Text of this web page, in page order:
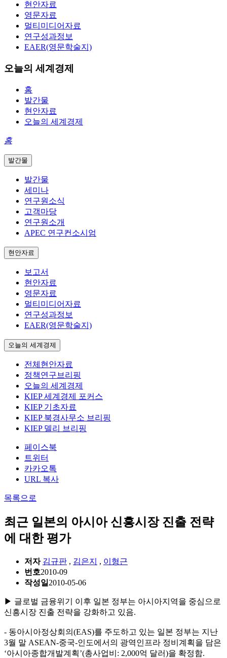
현안자료
영문자료
멀티미디어자료
연구성과정보
EAER(영문학술지)
오늘의 세계경제
홈
발간물
현안자료
오늘의 세계경제
홈
발간물
발간물
세미나
연구원소식
고객마당
연구원소개
APEC 연구컨소시엄
현안자료
보고서
현안자료
영문자료
멀티미디어자료
연구성과정보
EAER(영문학술지)
오늘의 세계경제
전체현안자료
정책연구브리핑
오늘의 세계경제
KIEP 세계경제 포커스
KIEP 기초자료
KIEP 북경사무소 브리핑
KIEP 델리 브리핑
페이스북
트위터
카카오톡
URL 복사
목록으로
최근 일본의 아시아 신흥시장 진출 전략
에 대한 평가
저자 김규판 , 김은지 , 이형근
번호2010-09
작성일 2010-05-06
▶ 글로벌 금융위기 이후 일본 정부는 아시아지역을 중심으로
신흥시장 진출 전략을 강화하고 있음.
- 동아시아정상회의(EAS)를 주도하고 있는 일본 정부는 지난
3월 말 ASEAN-중국-인도에서의 광역인프라 정비계획을 담은
‘아시아종합개발계획’(총사업비: 2,000억 달러)을 확정함.